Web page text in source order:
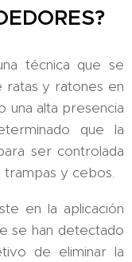
técnica que se
ratas y ratones en
una alta presencia
que la
ser controlada
y cebos.
en la aplicación
se han detectado
de eliminar la